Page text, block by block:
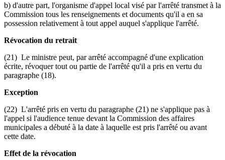
b) d'autre part, l'organisme d'appel local visé par l'arrêté transmet à la
Commission tous les renseignements et documents qu'il a en sa
possession relativement à tout appel auquel s'applique l'arrêté.
Révocation du retrait
(21) Le ministre peut, par arrêté accompagné d'une explication
écrite, révoquer tout ou partie de l'arrêté qu'il a pris en vertu du
paragraphe (18).
Exception
(22) L'arrêté pris en vertu du paragraphe (21) ne s'applique pas à
l'appel si l'audience tenue devant la Commission des affaires
municipales a débuté à la date à laquelle est pris l'arrêté ou avant
cette date.
Effet de la révocation